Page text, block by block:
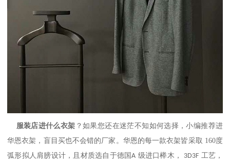
服装店进什么衣架 ？如果您还在迷茫不知如何选择，小编推荐进
华恩衣架，盲目买也不会错的厂家。华恩的每一款衣架皆采取 160度
弧形拟人肩膀设计，且材质选自于德国A 级进口榉木， 3D3F 工艺，